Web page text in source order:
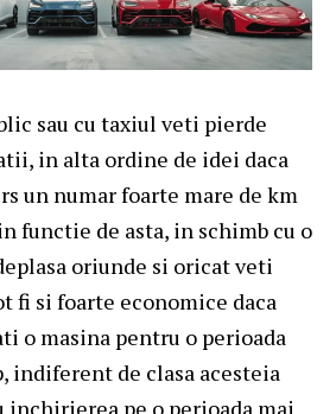
sau cu taxiul veti pierde
in alta ordine de idei daca
un numar foarte mare de km
functie de asta, in schimb cu o
oriunde si oricat veti
fi si foarte economice daca
o masina pentru o perioada
indiferent de clasa acesteia
inchirierea pe o perioada mai